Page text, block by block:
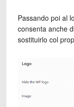
Passando poi al
consenta anche
sostituirlo col